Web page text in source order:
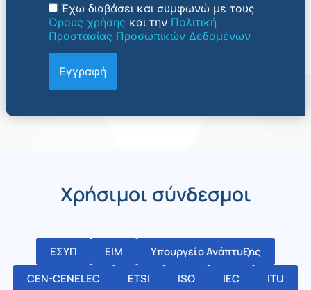
Έχω διαβάσει και συμφωνώ με τους
Όρους χρήσης και την Πολιτική
Προστασίας Προσωπικών Δεδομένων
Χρήσιμοι σύνδεσμοι
ΕΣΥΠ ΕΙΜ
Υπουργείο Ανάπτυξης
CEN-CENELEC
ETSI ISO IEC ITU